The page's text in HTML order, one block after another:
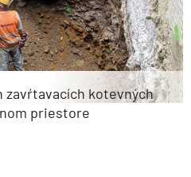
zavŕtavacích kotevných
priestore